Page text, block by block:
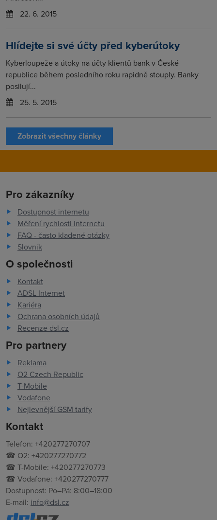
22. 6. 2015
Hlídejte si své účty před kyberútoky
Kyberloupeže a útoky na účty klientů bank v České
republice během posledního roku rapidně stouply. Banky
posilují...
25. 5. 2015
Zobrazit všechny články
Pro zákazníky
Dostupnost internetu
Měření rychlosti internetu
FAQ - často kladené otázky
Slovník
O společnosti
Kontakt
ADSL Internet
Kariéra
Ochrana osobních údajů
Recenze dsl.cz
Pro partnery
Reklama
O2 Czech Republic
T-Mobile
Vodafone
Nejlevnější GSM tarify
Kontakt
Telefon: +420277270707
☎ O2: +420277270772
☎ T-Mobile: +420277270773
☎ Vodafone: +420277270777
Dostupnost: Po–Pá: 8:00–18:00
E-mail: info@dsl.cz